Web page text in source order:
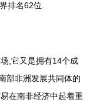
排名62位.
,它又是拥有14个成
部非洲发展共同体的
在南非经济中起着重